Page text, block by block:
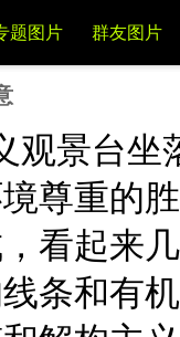
题图片 群友图片